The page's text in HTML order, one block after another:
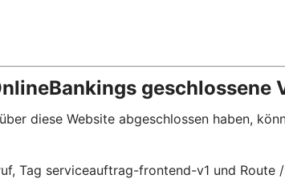
geschlossene
diese Website abgeschlossen haben,
Tag serviceauftrag-frontend-v1 und